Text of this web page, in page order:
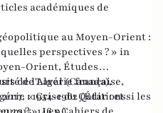
académiques de
au Moyen-Orient :
perspectives ? » in
Orient, Études
de Laval (Canada),
« Crise du Qatar : et si les
de l'Algérie française,
: 1954-1962 (Éditions